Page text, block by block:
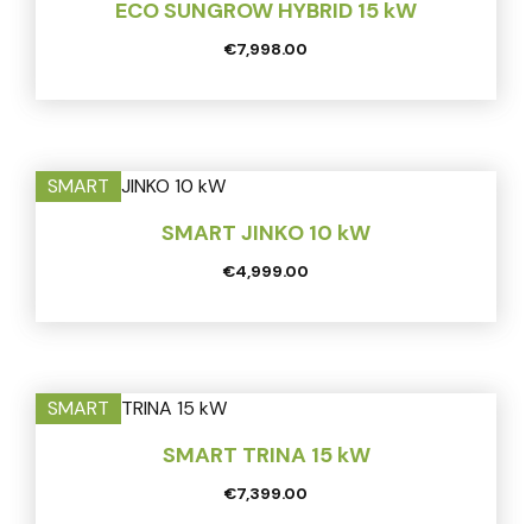
ECO SUNGROW HYBRID 15 kW
€7,998.00
SMART
SMART JINKO 10 kW
€4,999.00
SMART
SMART TRINA 15 kW
€7,399.00